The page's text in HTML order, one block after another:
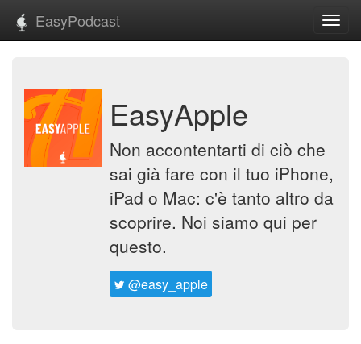
EasyPodcast
EasyApple
Non accontentarti di ciò che
sai già fare con il tuo iPhone,
iPad o Mac: c'è tanto altro da
scoprire. Noi siamo qui per
questo.
@easy_apple